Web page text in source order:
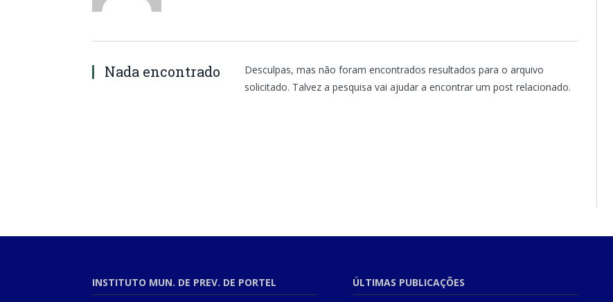
Nada encontrado
Desculpas, mas não foram encontrados resultados para o arquivo
solicitado. Talvez a pesquisa vai ajudar a encontrar um post relacionado.
INSTITUTO MUN. DE PREV. DE PORTEL ÚLTIMAS PUBLICAÇÕES